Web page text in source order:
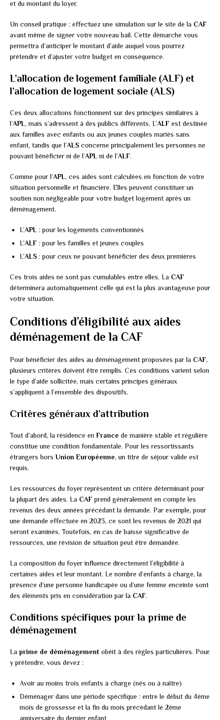
et du montant du loyer.
Un conseil pratique : effectuez une simulation sur le site de la CAF
avant même de signer votre nouveau bail. Cette démarche vous
permettra d’anticiper le montant d’aide auquel vous pourrez
prétendre et d’ajuster votre budget en conséquence.
L’allocation de logement familiale (ALF) et
l’allocation de logement sociale (ALS)
Ces deux allocations fonctionnent sur des principes similaires à
l’APL, mais s’adressent à des publics différents. L’ALF est destinée
aux familles avec enfants ou aux jeunes couples mariés sans
enfant, tandis que l’ALS concerne principalement les personnes ne
pouvant bénéficier ni de l’APLni de l’ALF.
Comme pour l’APL, ces aides sont calculées en fonction de votre
situation personnelle et financière. Elles peuvent constituer un
soutien non négligeable pour votre budget logement après un
déménagement.
L’APL : pour les logements conventionnés
L’ALF : pour les familles et jeunes couples
L’ALS : pour ceux ne pouvant bénéficier des deux premières
Ces trois aides ne sont pas cumulables entre elles. La CAF
déterminera automatiquement celle qui est la plus avantageuse pour
votre situation.
Conditions d’éligibilité aux aides
déménagement de la CAF
Pour bénéficier des aides au déménagement proposées par la CAF,
plusieurs critères doivent être remplis. Ces conditions varient selon
le type d’aide sollicitée, mais certains principes généraux
s’appliquent à l’ensemble des dispositifs.
Critères généraux d’attribution
Tout d’abord, la résidence en France de manière stable et régulière
constitue une condition fondamentale. Pour les ressortissants
étrangers hors Union Européenne, un titre de séjour valide est
requis.
Les ressources du foyer représentent un critère déterminant pour
la plupart des aides. La CAF prend généralement en compte les
revenus des deux années précédant la demande. Par exemple, pour
une demande effectuée en 2023, ce sont les revenus de 2021 qui
seront examinés. Toutefois, en cas de baisse significative de
ressources, une révision de situation peut être demandée.
La composition du foyer influence directement l’éligibilité à
certaines aides et leur montant. Le nombre d’enfants à charge, la
présence d’une personne handicapée ou d’une femme enceinte sont
des éléments pris en considération par la CAF.
Conditions spécifiques pour la prime de
déménagement
La prime de déménagement obéit à des règles particulières. Pour
y prétendre, vous devez :
Avoir au moins trois enfants à charge (nés ou à naître)
Déménager dans une période spécifique : entre le début du 4ème
mois de grossesse et la fin du mois précédant le 2ème
anniversaire du dernier enfant